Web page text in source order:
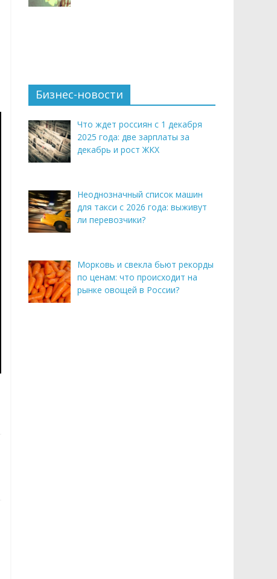
Бизнес-новости
Что ждет россиян с 1 декабря
2025 года: две зарплаты за
декабрь и рост ЖКХ
Неоднозначный список машин
для такси с 2026 года: выживут
ли перевозчики?
Морковь и свекла бьют рекорды
по ценам: что происходит на
рынке овощей в России?